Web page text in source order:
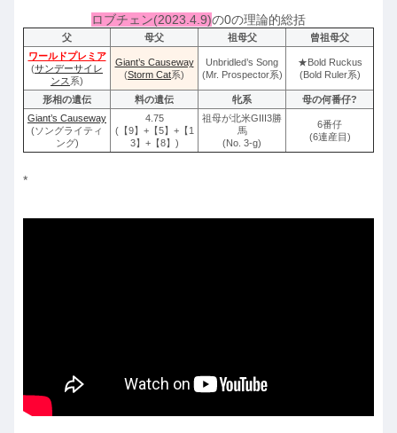
ロブチェン(2023.4.9)の0の理論的総括
父 母父 祖母父
曾祖母父
ワールドプレミア
(サンデーサイレ
ンス 系)
Giant’s Causeway
(Storm Cat系)
Unbridled’s Song
(Mr. Prospector系)
★Bold Ruckus
(Bold Ruler系)
形相の遺伝 料の遺伝 牝系
母の何番仔?
Giant’s Causeway
(ソングライティ
ング)
4.75
(【9】+【5】+【1
3】+【8】)
祖母が北米GIII3勝
馬
(No. 3-g)
6番仔
(6連産目)
*